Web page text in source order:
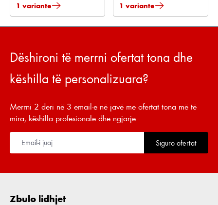
1 variante 1 variante
Dëshironi të merrni ofertat tona dhe
këshilla të personalizuara?
Merrni 2 deri në 3 email-e në javë me ofertat tona më të
mira, këshilla profesionale dhe ngjarje.
Siguro ofertat
Zbulo lidhjet